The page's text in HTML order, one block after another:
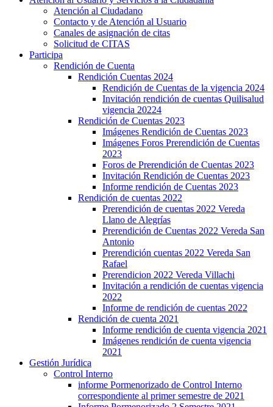
Atención al Ciudadano
Contacto y de Atención al Usuario
Canales de asignación de citas
Solicitud de CITAS
Participa
Rendición de Cuenta
Rendición Cuentas 2024
Rendición de Cuentas de la vigencia 2024
Invitación rendición de cuentas Quilisalud
vigencia 20224
Rendición de Cuentas 2023
Imágenes Rendición de Cuentas 2023
Imágenes Foros Prerendición de Cuentas
2023
Foros de Prerendición de Cuentas 2023
Invitación Rendición de Cuentas 2023
Informe rendición de Cuentas 2023
Rendición de cuentas 2022
Prerendición de cuentas 2022 Vereda
Llano de Alegrías
Prerendición de Cuentas 2022 Vereda San
Antonio
Prerendición cuentas 2022 Vereda San
Rafael
Prerendicion 2022 Vereda Villachi
Invitación a rendición de cuentas vigencia
2022
Informe de rendición de cuentas 2022
Rendición de cuenta 2021
Informe rendición de cuenta vigencia 2021
Imágenes rendición de cuenta vigencia
2021
Gestión Jurídica
Control Interno
informe Pormenorizado de Control Interno
correspondiente al primer semestre de 2021